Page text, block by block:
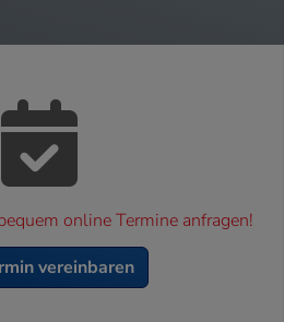
online Termine anfragen!
vereinbaren